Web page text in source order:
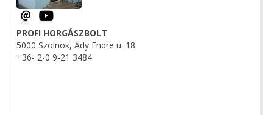
PROFI HORGÁSZBOLT
5000 Szolnok, Ady Endre u. 18.
+36- 2-0 9-21 3484